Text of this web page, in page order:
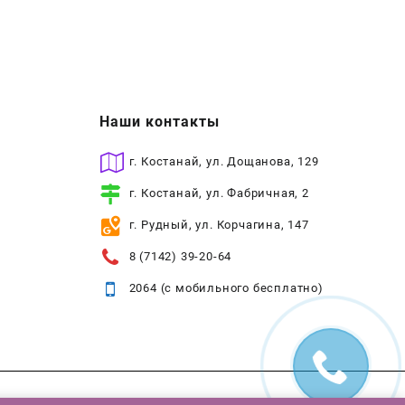
Наши контакты
г. Костанай, ул. Дощанова, 129
г. Костанай, ул. Фабричная, 2
г. Рудный, ул. Корчагина, 147
8 (7142) 39-20-64
2064 (с мобильного бесплатно)